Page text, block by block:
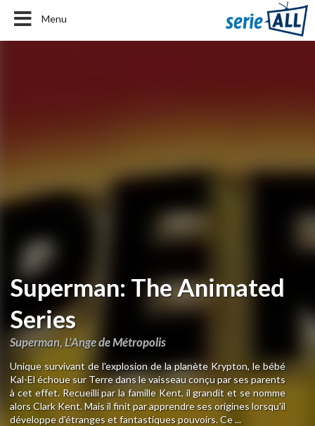
Menu
Superman: The Animated
Series
Superman, L'Ange de Métropolis
Unique survivant de l'explosion de la planète Krypton, le bébé
Kal-El échoue sur Terre dans le vaisseau conçu par ses parents
à cet effet. Recueilli par la famille Kent, il grandit et se nomme
alors Clark Kent. Mais il finit par apprendre ses origines lorsqu'il
développe d'étranges et fantastiques pouvoirs. Ce ...